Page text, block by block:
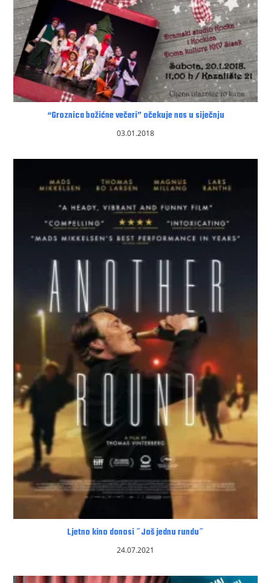
“Groznica božićne večeri” očekuje nas u siječnju
03.01.2018
Ljetno kino donosi ˝Još jednu rundu˝
24.07.2021